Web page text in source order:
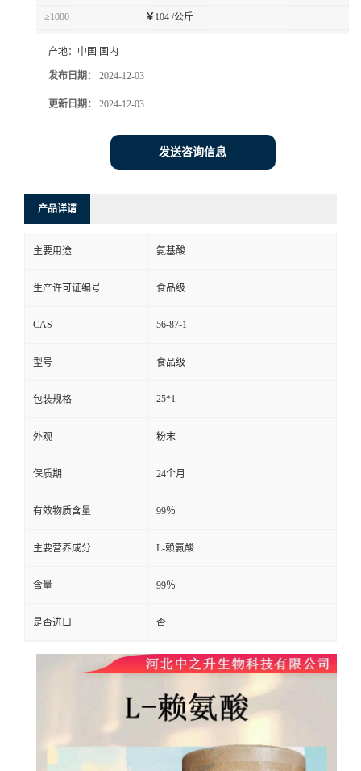
≥1000 ￥ 104 /公斤
产地： 中国 国内
发布日期： 2024-12-03
更新日期： 2024-12-03
发送咨询信息
产品详请
主要用途 氨基酸
生产许可证编号 食品级
CAS 56-87-1
型号 食品级
包装规格 25*1
外观 粉末
保质期 24个月
有效物质含量 99％
主要营养成分 L-赖氨酸
含量 99％
是否进口 否